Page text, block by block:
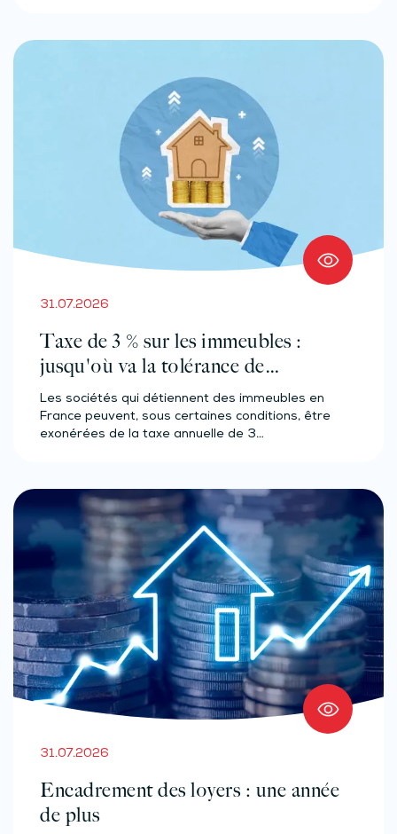
31.07.2026
Taxe de 3 % sur les immeubles :
jusqu'où va la tolérance de
l'administration ?
Les sociétés qui détiennent des immeubles en
France peuvent, sous certaines conditions, être
exonérées de la taxe annuelle de 3…
31.07.2026
Encadrement des loyers : une année
de plus